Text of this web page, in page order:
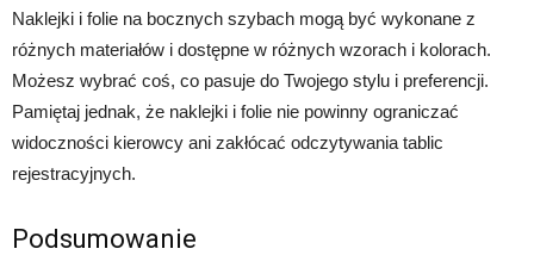
Naklejki i folie na bocznych szybach mogą być wykonane z
różnych materiałów i dostępne w różnych wzorach i kolorach.
Możesz wybrać coś, co pasuje do Twojego stylu i preferencji.
Pamiętaj jednak, że naklejki i folie nie powinny ograniczać
widoczności kierowcy ani zakłócać odczytywania tablic
rejestracyjnych.
Podsumowanie